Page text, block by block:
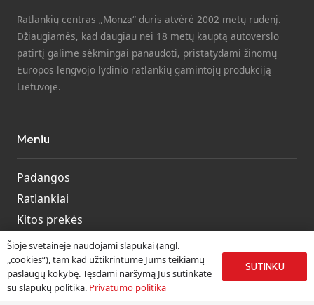
Ratlankių centras „Monza“ duris atvėrė 2002 metų rudenį.
Džiaugiamės, kad daugiau nei 18 metų kauptą autoverslo
patirtį galime sėkmingai panaudoti, pristatydami žinomų
Europos lengvojo lydinio ratlankių gamintojų produkciją
Lietuvoje.
Meniu
Padangos
Ratlankiai
Kitos prekės
Paslaugos
Informacija
Šioje svetainėje naudojami slapukai (angl.
„cookies“), tam kad užtikrintume Jums teikiamų
paslaugų kokybę. Tęsdami naršymą Jūs sutinkate
su slapukų politika. Privatumo politika
SUTINKU